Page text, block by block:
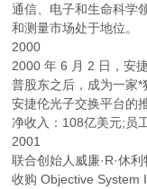
通信、电子和生命科学
和测量市场处于地位。
2000
2000 年 6 月 2 日，安
普股东之后，成为一家*
安捷伦光子交换平台的
净收入：108亿美元;员
2001
联合创始人威廉·R·休
收购 Objective System